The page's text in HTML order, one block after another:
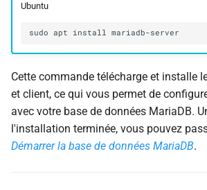
Ubuntu
sudo apt install
Cette commande télécharge et installe
et client, ce qui vous permet de
avec votre base de données MariaDB.
l'installation terminée, vous pouvez
Démarrer la base de données MariaDB.